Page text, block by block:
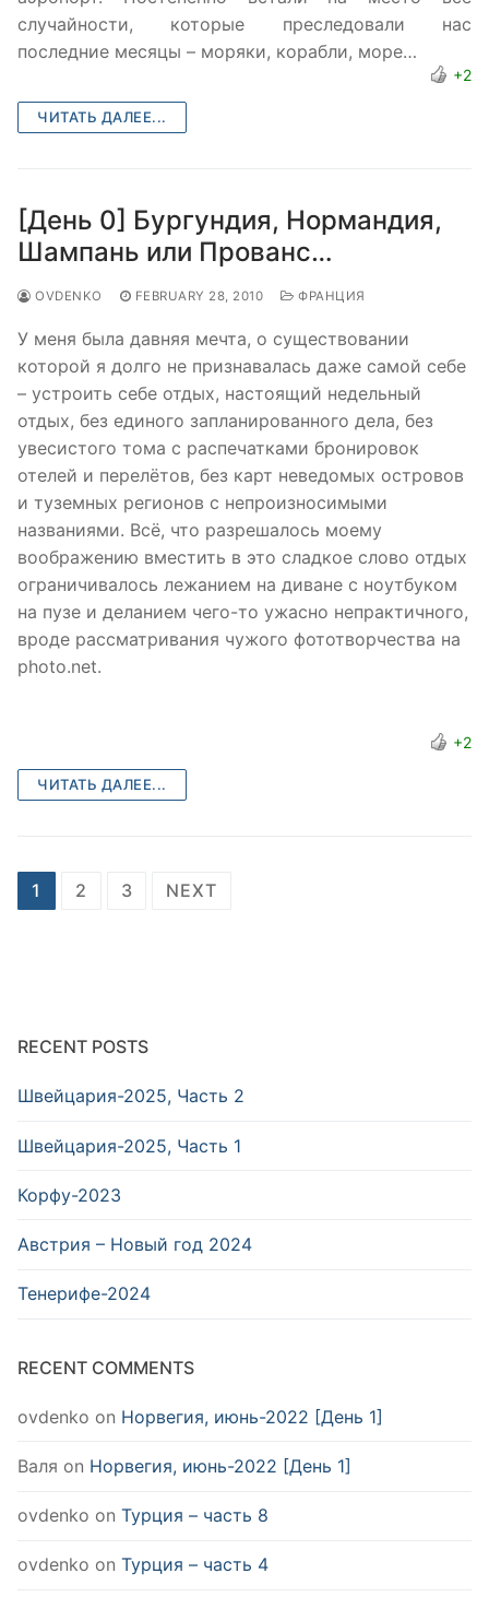
случайности, которые преследовали нас
последние месяцы – моряки, корабли, море…
+2
ЧИТАТЬ ДАЛЕЕ...
[День 0] Бургундия, Нормандия,
Шампань или Прованс…
OVDENKO FEBRUARY 28, 2010 ФРАНЦИЯ
У меня была давняя мечта, о существовании
которой я долго не признавалась даже самой себе
– устроить себе отдых, настоящий недельный
отдых, без единого запланированного дела, без
увесистого тома с распечатками бронировок
отелей и перелётов, без карт неведомых островов
и туземных регионов с непроизносимыми
названиями. Всё, что разрешалось моему
воображению вместить в это сладкое слово отдых
ограничивалось лежанием на диване с ноутбуком
на пузе и деланием чего-то ужасно непрактичного,
вроде рассматривания чужого фототворчества на
photo.net.
+2
ЧИТАТЬ ДАЛЕЕ...
Posts
1 2 3 NEXT
RECENT POSTS
Швейцария-2025, Часть 2
Швейцария-2025, Часть 1
Корфу-2023
Австрия – Новый год 2024
Тенерифе-2024
RECENT COMMENTS
ovdenko on Норвегия, июнь-2022 [День 1]
Валя on Норвегия, июнь-2022 [День 1]
ovdenko on Турция – часть 8
ovdenko on Турция – часть 4